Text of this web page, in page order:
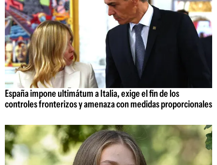
España impone ultimátum a Italia, exige el fin de los
controles fronterizos y amenaza con medidas proporcionales